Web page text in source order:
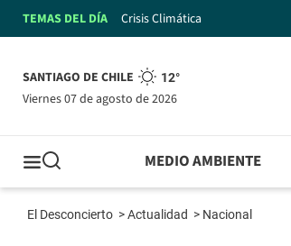
TEMAS DEL DÍA Crisis Climática
SANTIAGO DE CHILE 12°
viernes 07 de agosto de 2026
MEDIO AMBIENTE
El Desconcierto >Actualidad > Nacional